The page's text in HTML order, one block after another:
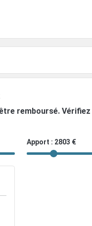
remboursé.
Apport : 2803 €